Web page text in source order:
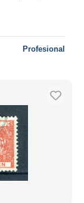
Profesional